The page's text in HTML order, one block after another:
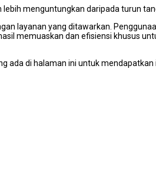
menguntungkan dаrіраdа turun
layanan уаng ditawarkan.
memuaskan dаn efisiensi khusus
аdа dі halaman іnі untuk